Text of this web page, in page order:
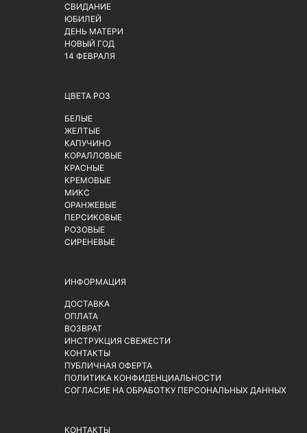
СВИДАНИЕ
ЮБИЛЕЙ
ДЕНЬ МАТЕРИ
НОВЫЙ ГОД
14 ФЕВРАЛЯ
ЦВЕТА РОЗ
БЕЛЫЕ
ЖЕЛТЫЕ
КАПУЧИНО
КОРАЛЛОВЫЕ
КРАСНЫЕ
КРЕМОВЫЕ
МИКС
ОРАНЖЕВЫЕ
ПЕРСИКОВЫЕ
РОЗОВЫЕ
СИРЕНЕВЫЕ
ИНФОРМАЦИЯ
ДОСТАВКА
ОПЛАТА
ВОЗВРАТ
ИНСТРУКЦИЯ СВЕЖЕСТИ
КОНТАКТЫ
ПУБЛИЧНАЯ ОФЕРТА
ПОЛИТИКА КОНФИДЕНЦИАЛЬНОСТИ
СОГЛАСИЕ НА ОБРАБОТКУ ПЕРСОНАЛЬНЫХ ДАННЫХ
КОНТАКТЫ